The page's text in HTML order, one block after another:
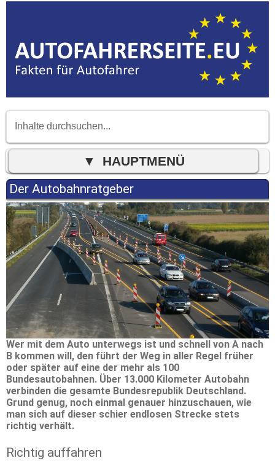
Der Autobahnratgeber
Wer mit dem Auto unterwegs ist und schnell von A nach
B kommen will, den führt der Weg in aller Regel früher
oder später auf eine der mehr als 100
Bundesautobahnen. Über 13.000 Kilometer Autobahn
verbinden die gesamte Bundesrepublik Deutschland.
Grund genug, noch einmal genauer hinzuschauen, wie
man sich auf dieser schier endlosen Strecke stets
richtig verhält.
Richtig auffahren